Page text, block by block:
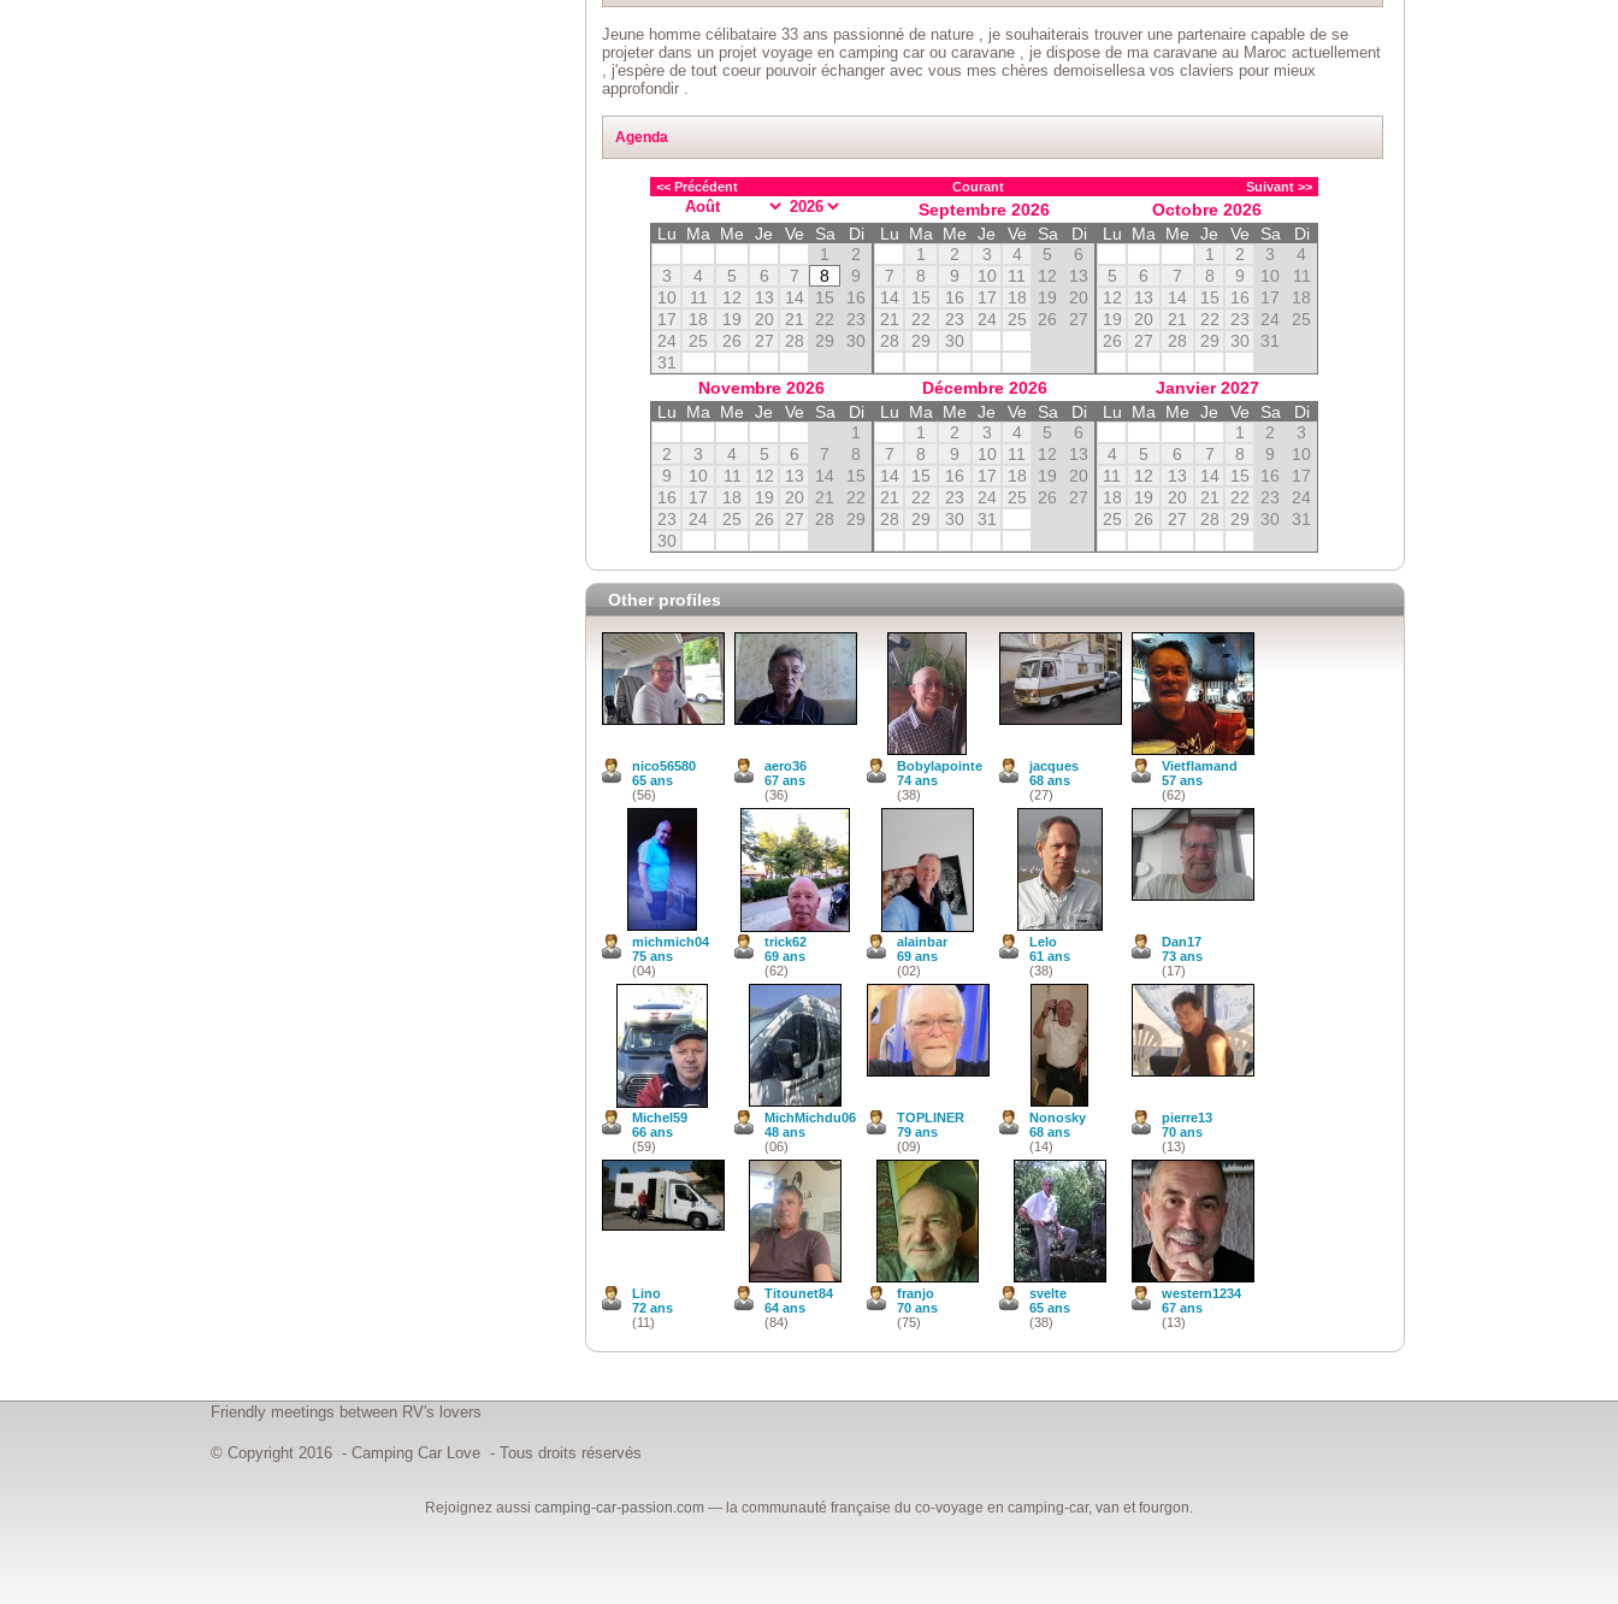
Jeune homme célibataire 33 ans passionné de nature , je souhaiterais trouver une partenaire capable de se
projeter dans un projet voyage en camping car ou caravane , je dispose de ma caravane au Maroc actuellement
, j'espère de tout coeur pouvoir échanger avec vous mes chères demoisellesa vos claviers pour mieux
approfondir .
Agenda
<< Précédent Courant Suivant >>
Lu Ma Me Je Ve Sa
Di
1
2
3
4 5 6 7 8
9
10
11 12 13 14 15
16
17
18 19 20 21 22
23
24
25 26 27 28 29
30
31
Septembre 2026
Lu
Ma Me Je Ve Sa
Di
1
2 3 4 5
6
7
8 9 10 11 12
13
14
15 16 17 18 19
20
21
22 23 24 25 26
27
28
29 30
Octobre 2026
Lu
Ma Me Je Ve Sa
Di
1
2 3
4
5
6 7 8 9 10
11
12
13 14 15 16 17
18
19
20 21 22 23 24
25
26
27 28 29 30 31
Novembre 2026
Lu
Ma Me Je Ve Sa
Di
1
2
3 4 5 6 7
8
9
10 11 12 13 14
15
16
17 18 19 20 21
22
23
24 25 26 27 28
29
30
Décembre 2026
Lu
Ma Me Je Ve Sa
Di
1
2 3 4 5
6
7
8 9 10 11 12
13
14
15 16 17 18 19
20
21
22 23 24 25 26
27
28
29 30 31
Janvier 2027
Lu
Ma Me Je Ve Sa
Di
1
2
3
4
5 6 7 8 9
10
11
12 13 14 15 16
17
18
19 20 21 22 23
24
25
26 27 28 29 30 31
Other profiles
nico56580
65 ans
(56)
aero36
67 ans
(36)
Bobylapointe
74 ans
(38)
jacques
68 ans
(27)
Vietflamand
57 ans
(62)
michmich04
75 ans
(04)
trick62
69 ans
(62)
alainbar
69 ans
(02)
Lelo
61 ans
(38)
Dan17
73 ans
(17)
Michel59
66 ans
(59)
MichMichdu06
48 ans
(06)
TOPLINER
79 ans
(09)
Nonosky
68 ans
(14)
pierre13
70 ans
(13)
Lino
72 ans
(11)
Titounet84
64 ans
(84)
franjo
70 ans
(75)
svelte
65 ans
(38)
western1234
67 ans
(13)
Friendly meetings between RV's lovers
© Copyright 2016 - Camping Car Love - Tous droits réservés
Rejoignez aussi camping-car-passion.com — la communauté française du co-voyage en camping-car, van et fourgon.